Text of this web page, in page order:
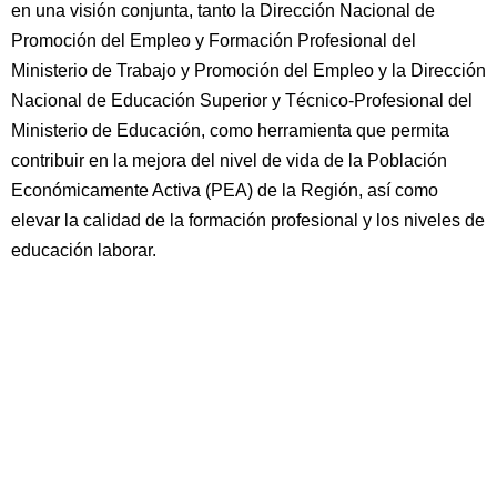
en una visión conjunta, tanto la Dirección Nacional de
Promoción del Empleo y Formación Profesional del
Ministerio de Trabajo y Promoción del Empleo y la Dirección
Nacional de Educación Superior y Técnico-Profesional del
Ministerio de Educación, como herramienta que permita
contribuir en la mejora del nivel de vida de la Población
Económicamente Activa (PEA) de la Región, así como
elevar la calidad de la formación profesional y los niveles de
educación laborar.